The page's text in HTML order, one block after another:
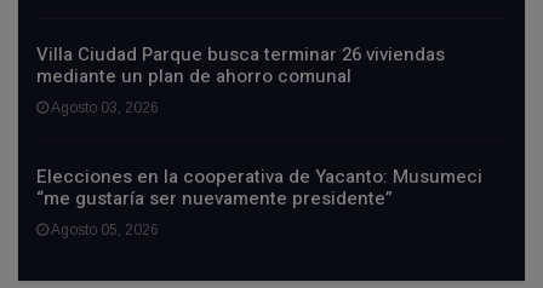
Villa Ciudad Parque busca terminar 26 viviendas
mediante un plan de ahorro comunal
Agosto 03, 2026
Elecciones en la cooperativa de Yacanto: Musumeci
“me gustaría ser nuevamente presidente”
Agosto 05, 2026